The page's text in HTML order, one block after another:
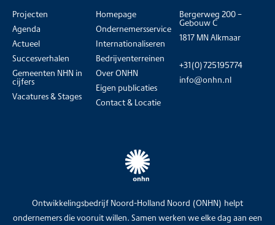
Ontwikkelingsbedrijf Noord-Holland Noord (ONHN) helpt
ondernemers die vooruit willen. Samen werken we elke dag aan een
Projecten
Agenda
Actueel
Succesverhalen
Gemeenten NHN in
cijfers
Vacatures & Stages
Homepage
Ondernemersservice
Internationaliseren
Bedrijventerreinen
Over ONHN
Eigen publicaties
Contact & Locatie
Bergerweg 200 –
Gebouw C
1817 MN Alkmaar
+31(0)725195774
info@onhn.nl